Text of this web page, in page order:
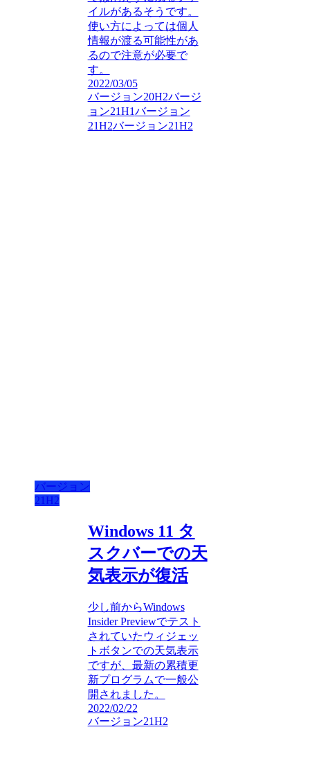
イルがあるそうです。
使い方によっては個人
情報が渡る可能性があ
るので注意が必要で
す。
2022/03/05
バージョン20H2バージ
ョン21H1バージョン
21H2バージョン21H2
バージョン
21H2
Windows 11 タ
スクバーでの天
気表示が復活
少し前からWindows
Insider Previewでテスト
されていたウィジェッ
トボタンでの天気表示
ですが、最新の累積更
新プログラムで一般公
開されました。
2022/02/22
バージョン21H2